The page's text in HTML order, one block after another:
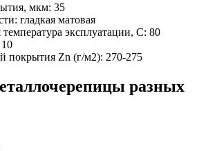
мкм: 35
гладкая матовая
эксплуатации, С: 80
покрытия Zn (г/м2): 270-275
разных